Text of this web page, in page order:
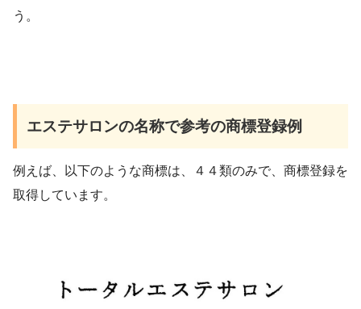
う。
エステサロンの名称で参考の商標登録例
例えば、以下のような商標は、４４類のみで、商標登録を
取得しています。